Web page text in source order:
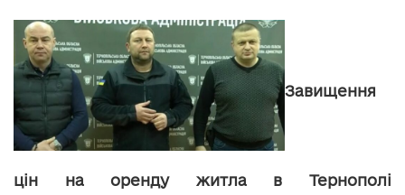
Завищення
цін на оренду житла в Тернополі